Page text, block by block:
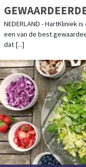
NEDERLAND - HartKliniek
een van de best
dat [...]